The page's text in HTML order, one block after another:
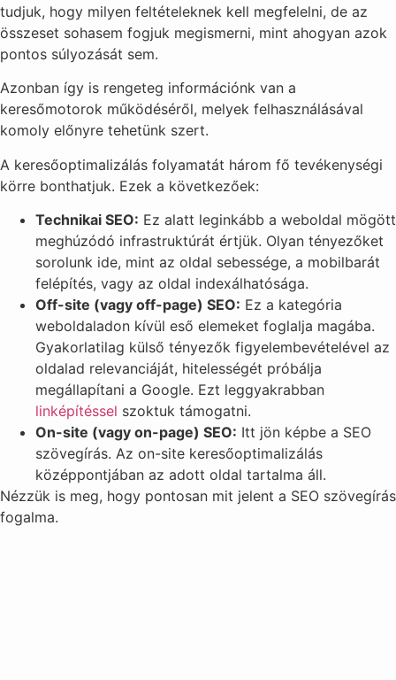
tudjuk, hogy milyen feltételeknek kell megfelelni, de az
összeset sohasem fogjuk megismerni, mint ahogyan azok
pontos súlyozását sem.
Azonban így is rengeteg információnk van a
keresőmotorok működéséről, melyek felhasználásával
komoly előnyre tehetünk szert.
A keresőoptimalizálás folyamatát három fő tevékenységi
körre bonthatjuk. Ezek a következőek:
Technikai SEO: Ez alatt leginkább a weboldal mögött
meghúzódó infrastruktúrát értjük. Olyan tényezőket
sorolunk ide, mint az oldal sebessége, a mobilbarát
felépítés, vagy az oldal indexálhatósága.
Off-site (vagy off-page) SEO: Ez a kategória
weboldaladon kívül eső elemeket foglalja magába.
Gyakorlatilag külső tényezők figyelembevételével az
oldalad relevanciáját, hitelességét próbálja
megállapítani a Google. Ezt leggyakrabban
linképítéssel szoktuk támogatni.
On-site (vagy on-page) SEO: Itt jön képbe a SEO
szövegírás. Az on-site keresőoptimalizálás
középpontjában az adott oldal tartalma áll.
Nézzük is meg, hogy pontosan mit jelent a SEO szövegírás
fogalma.